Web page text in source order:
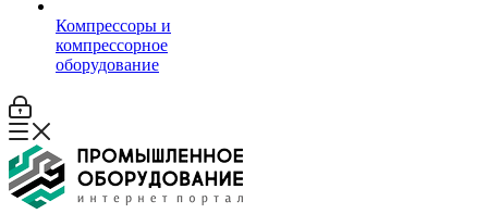
Компрессоры и
компрессорное
оборудование